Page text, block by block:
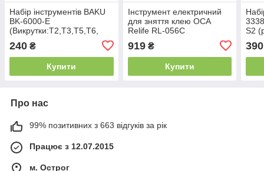
Набір інструментів BAKU
BK-6000-E
(Викрутки:T2,T3,T5,Т6,
звезда0.8, крест1.2, пласт.
лопатка, скальпель)
240 ₴
Купити
Інструмент електричний
для зняття клею OCA
Relife RL-056C
919₴
Купити
S2
390
Про нас
99% позитивних з 663 відгуків за рік
Працює з 12.07.2015
м. Острог